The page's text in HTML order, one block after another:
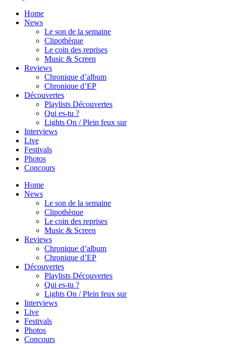
Home
News
Le son de la semaine
Clipothèque
Le coin des reprises
Music & Screen
Reviews
Chronique d’album
Chronique d’EP
Découvertes
Playlists Découvertes
Qui es-tu ?
Lights On / Plein feux sur
Interviews
Live
Festivals
Photos
Concours
Home
News
Le son de la semaine
Clipothèque
Le coin des reprises
Music & Screen
Reviews
Chronique d’album
Chronique d’EP
Découvertes
Playlists Découvertes
Qui es-tu ?
Lights On / Plein feux sur
Interviews
Live
Festivals
Photos
Concours